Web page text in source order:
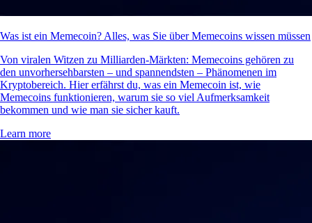
Was ist ein Memecoin? Alles, was Sie über Memecoins wissen müssen
Von viralen Witzen zu Milliarden-Märkten: Memecoins gehören zu
den unvorhersehbarsten – und spannendsten – Phänomenen im
Kryptobereich. Hier erfährst du, was ein Memecoin ist, wie
Memecoins funktionieren, warum sie so viel Aufmerksamkeit
bekommen und wie man sie sicher kauft.
Learn more